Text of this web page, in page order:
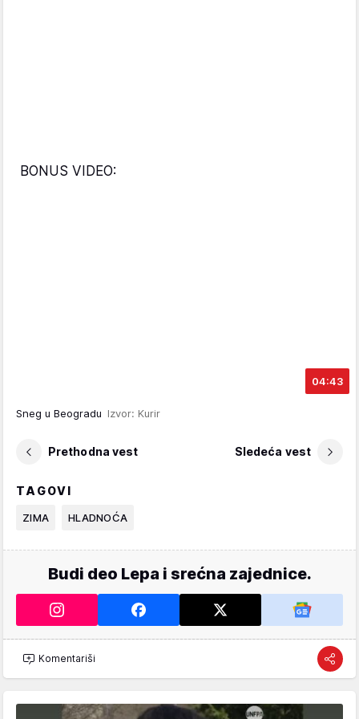
BONUS VIDEO:
04:43
Sneg u Beogradu Izvor: Kurir
Prethodna vest Sledeća vest
TAGOVI
ZIMA HLADNOĆA
Budi deo Lepa i srećna zajednice.
Komentariši